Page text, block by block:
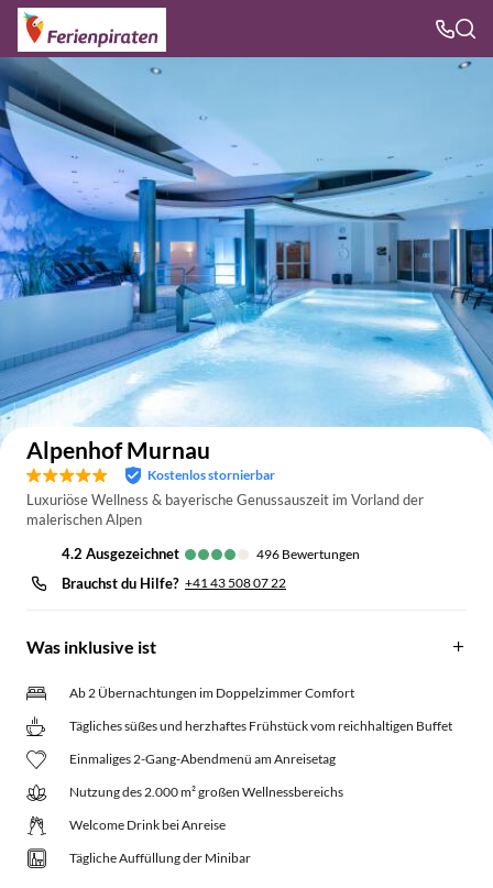
Auf der Karte anzeigen
Alpenhof Murnau
Kostenlos stornierbar
Luxuriöse Wellness & bayerische Genussauszeit im Vorland der
malerischen Alpen
4.2
ausgezeichnet 496 Bewertungen
Brauchst du Hilfe? +41 43 508 07 22
Was inklusive ist
Ab 2 Übernachtungen im Doppelzimmer Comfort
Tägliches süßes und herzhaftes Frühstück vom reichhaltigen Buffet
Einmaliges 2-Gang-Abendmenü am Anreisetag
Nutzung des 2.000 m² großen Wellnessbereichs
Welcome Drink bei Anreise
Tägliche Auffüllung der Minibar